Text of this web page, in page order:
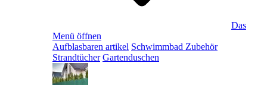
Das
Menü öffnen
Aufblasbaren artikel Schwimmbad Zubehör
Strandtücher Gartenduschen